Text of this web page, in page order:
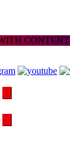
CONTENT